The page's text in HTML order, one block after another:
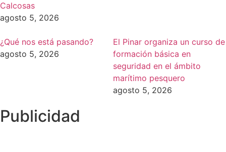
Calcosas
agosto 5, 2026
¿Qué nos está pasando?
agosto 5, 2026
El Pinar organiza un curso de
formación básica en
seguridad en el ámbito
marítimo pesquero
agosto 5, 2026
Publicidad